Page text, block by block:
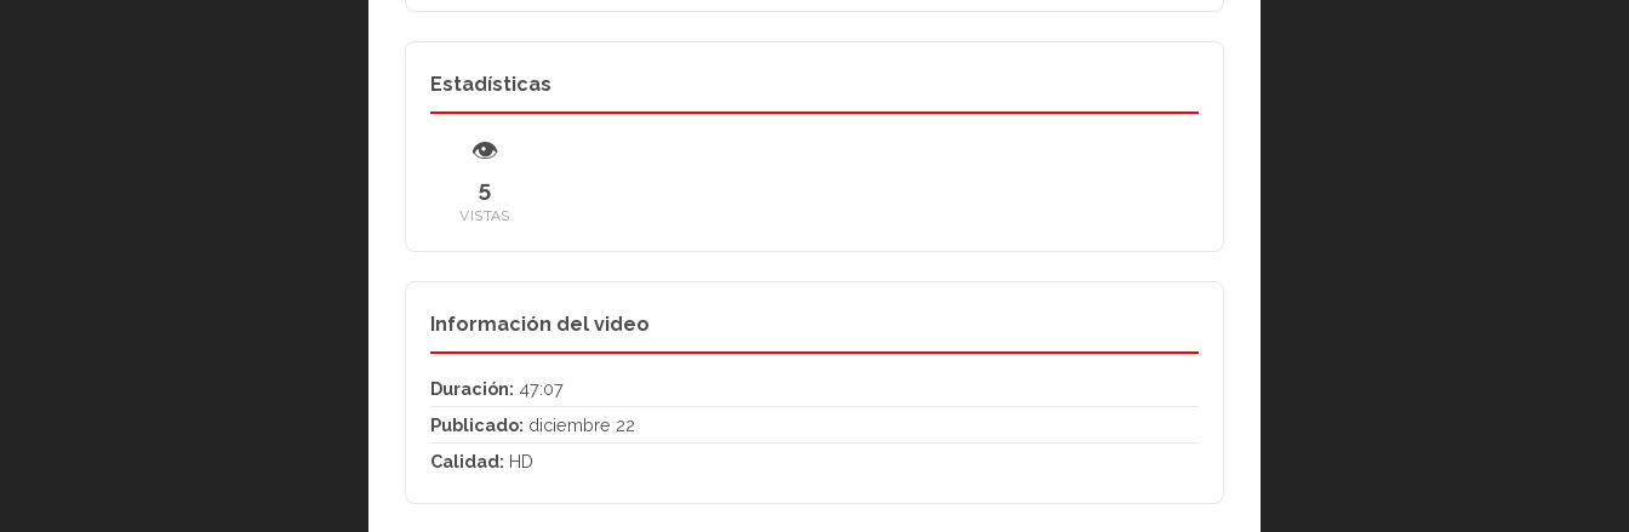
Estadísticas
👁
5
VISTAS
Información del video
Duración: 47:07
Publicado: diciembre 22
Calidad: HD